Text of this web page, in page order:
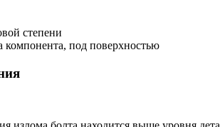
степени
компонента, под поверхностью